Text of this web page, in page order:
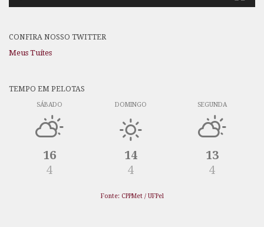
CONFIRA NOSSO TWITTER
Meus Tuítes
TEMPO EM PELOTAS
SÁBADO
16
4
DOMINGO
14
4
SEGUNDA
13
4
Fonte: CPPMet / UFPel